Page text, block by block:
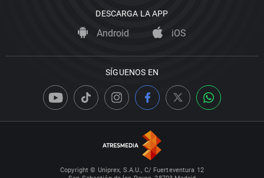
DESCARGA LA APP
Android iOS
SÍGUENOS EN
Copyright © Uniprex, S.A.U., C/ Fuerteventura 12